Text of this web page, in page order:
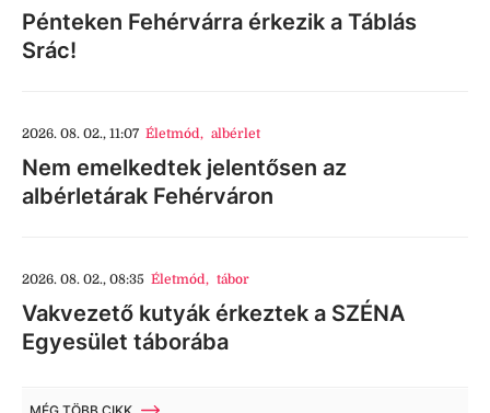
Pénteken Fehérvárra érkezik a Táblás
Srác!
2026. 08. 02., 11:07 Életmód, albérlet
Nem emelkedtek jelentősen az
albérletárak Fehérváron
2026. 08. 02., 08:35 Életmód, tábor
Vakvezető kutyák érkeztek a SZÉNA
Egyesület táborába